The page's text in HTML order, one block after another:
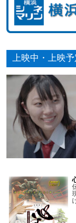
上映中・上映